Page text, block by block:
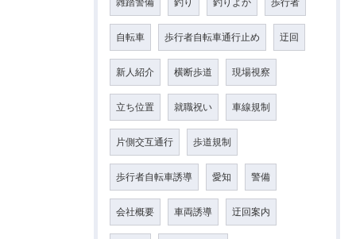
自転車 歩行者自転車通行止め 迂回
新人紹介 横断歩道 現場視察
立ち位置 就職祝い 車線規制
片側交互通行 歩道規制
歩行者自転車誘導 愛知 警備
会社概要 車両誘導 迂回案内